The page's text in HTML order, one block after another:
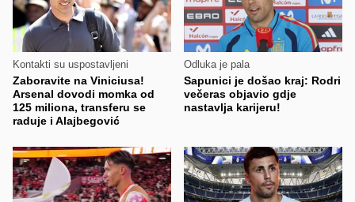
Kontakti su uspostavljeni
Zaboravite na Viniciusa!
Arsenal dovodi momka od
125 miliona, transferu se
raduje i Alajbegović
Odluka je pala
Sapunici je došao kraj: Rodri
večeras objavio gdje
nastavlja karijeru!